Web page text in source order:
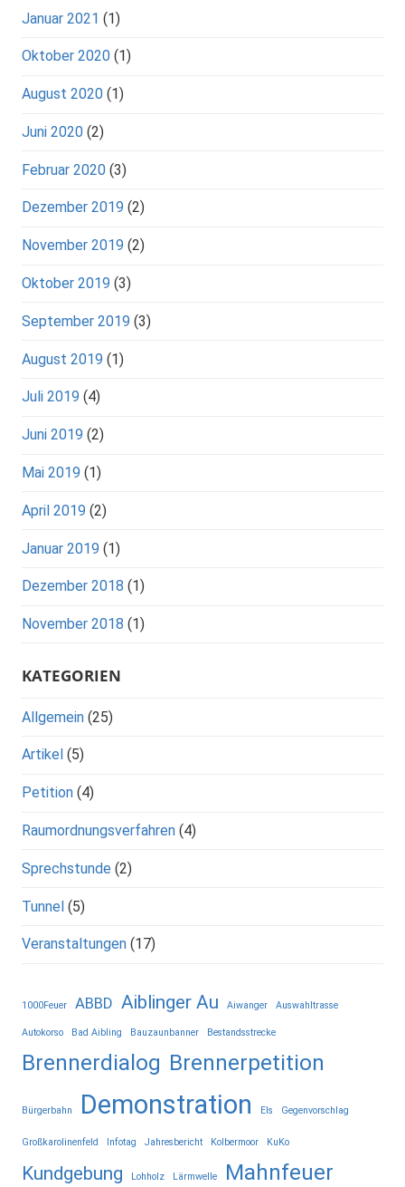
Januar 2021 (1)
Oktober 2020 (1)
August 2020 (1)
Juni 2020 (2)
Februar 2020 (3)
Dezember 2019 (2)
November 2019 (2)
Oktober 2019 (3)
September 2019 (3)
August 2019 (1)
Juli 2019 (4)
Juni 2019 (2)
Mai 2019 (1)
April 2019 (2)
Januar 2019 (1)
Dezember 2018 (1)
November 2018 (1)
KATEGORIEN
Allgemein (25)
Artikel (5)
Petition (4)
Raumordnungsverfahren (4)
Sprechstunde (2)
Tunnel (5)
Veranstaltungen (17)
1000Feuer ABBD Aiblinger Au Aiwanger Auswahltrasse
Autokorso Bad Aibling Bauzaunbanner Bestandsstrecke
Brennerdialog Brennerpetition
Bürgerbahn Demonstration Els Gegenvorschlag
Großkarolinenfeld Infotag Jahresbericht Kolbermoor KuKo
Kundgebung Lohholz Lärmwelle Mahnfeuer